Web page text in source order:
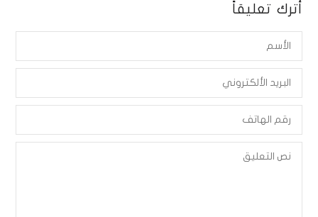
أترك تعليقاً